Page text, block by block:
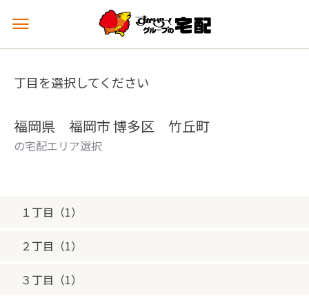
メ
ュ
を
丁目を選択してください
福岡県 福岡市 博多区 竹丘町
の宅配エリア選択
１丁目（1）
２丁目（1）
３丁目（1）